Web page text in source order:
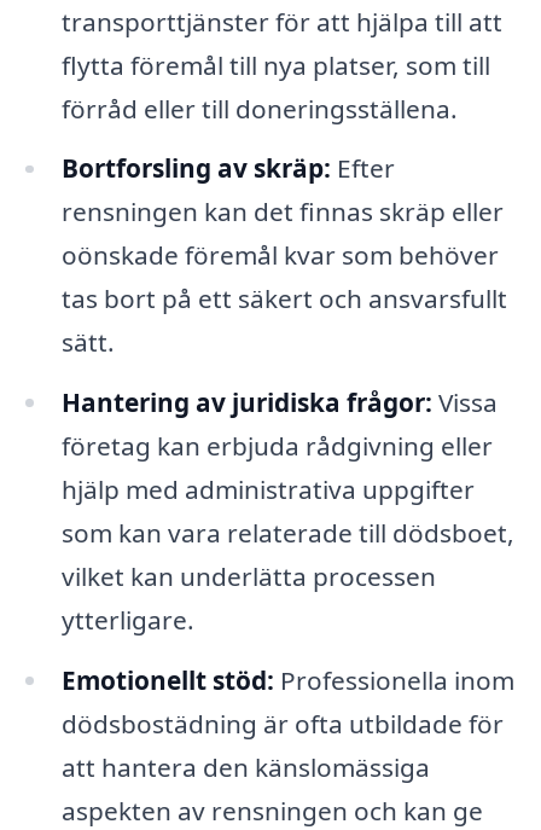
transporttjänster för att hjälpa till att
flytta föremål till nya platser, som till
förråd eller till doneringsställena.
Bortforsling av skräp: Efter
rensningen kan det finnas skräp eller
oönskade föremål kvar som behöver
tas bort på ett säkert och ansvarsfullt
sätt.
Hantering av juridiska frågor: Vissa
företag kan erbjuda rådgivning eller
hjälp med administrativa uppgifter
som kan vara relaterade till dödsboet,
vilket kan underlätta processen
ytterligare.
Emotionellt stöd: Professionella inom
dödsbostädning är ofta utbildade för
att hantera den känslomässiga
aspekten av rensningen och kan ge